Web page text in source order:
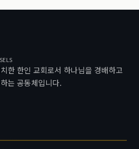
한 한인 교회로서 하나님을 경배하고
는 공동체입니다.